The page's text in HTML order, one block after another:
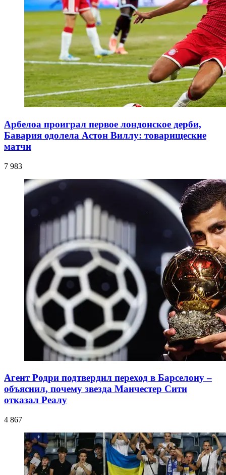
Арбелоа проиграл первое лондонское дерби,
Бавария одолела Астон Виллу: товарищеские
матчи
7 983
Агент Родри подтвердил переход в Барселону –
объяснил, почему звезда Манчестер Сити
отказал Реалу
4 867